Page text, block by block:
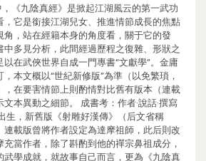
《九陰真經》是掀起江湖風云的第一武功
它是銜接江湖兒女、推進情節成長的焦點
，站在經籍本身的角度看，關于它的發
多見分析，此間經過歷程之復雜、形狀之
在武俠世界自成一門專書“文獻學”。金庸
本文概以“世紀新修版”為準（以免繁瑣，
，在要害情節上則酌情對比舊有版本（連載
本異動之細節。 成書考：作者·說話·撰寫
生，新舊版《射雕好漢傳》（后文省稱
連載版曾將作者設定為達摩祖師，此后則改
當作者，除了斟酌到他的禪宗鼻祖成分，
學成就，就故事自己而言，更為《九陰真